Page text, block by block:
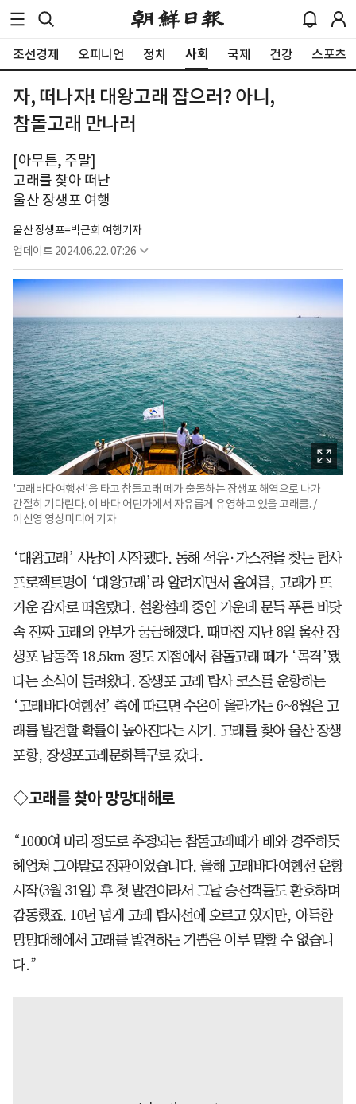
조선경제 오피니언 정치 사회 국제 건강 스포츠
자, 떠나자! 대왕고래 잡으러? 아니,
참돌고래 만나러
[아무튼, 주말]
고래를 찾아 떠난
울산 장생포 여행
울산 장생포=박근희 여행기자
업데이트 2024.06.22. 07:26
'고래바다여행선'을 타고 참돌고래 떼가 출몰하는 장생포 해역으로 나가
간절히 기다린다. 이 바다 어딘가에서 자유롭게 유영하고 있을 고래를. /
이신영 영상미디어 기자
‘대왕고래’ 사냥이 시작됐다. 동해 석유·가스전을 찾는 탐사
프로젝트명이 ‘대왕고래’라 알려지면서 올여름, 고래가 뜨
거운 감자로 떠올랐다. 설왕설래 중인 가운데 문득 푸른 바닷
속 진짜 고래의 안부가 궁금해졌다. 때마침 지난 8일 울산 장
생포 남동쪽 18.5km 정도 지점에서 참돌고래 떼가 ‘목격’됐
다는 소식이 들려왔다. 장생포 고래 탐사 코스를 운항하는
‘고래바다여행선’ 측에 따르면 수온이 올라가는 6~8월은 고
래를 발견할 확률이 높아진다는 시기. 고래를 찾아 울산 장생
포항, 장생포고래문화특구로 갔다.
◇고래를 찾아 망망대해로
“1000여 마리 정도로 추정되는 참돌고래떼가 배와 경주하듯
헤엄쳐 그야말로 장관이었습니다. 올해 고래바다여행선 운항
시작(3월 31일) 후 첫 발견이라서 그날 승선객들도 환호하며
감동했죠. 10년 넘게 고래 탐사선에 오르고 있지만, 아득한
망망대해에서 고래를 발견하는 기쁨은 이루 말할 수 없습니
다.”